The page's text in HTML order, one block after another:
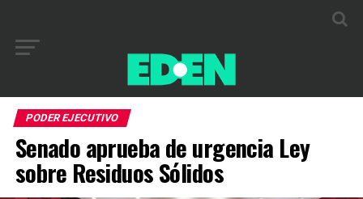
PODER EJECUTIVO
Senado aprueba de urgencia Ley
sobre Residuos Sólidos